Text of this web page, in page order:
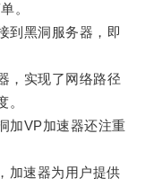
。
黑洞服务器，即
实现了网络路径
。
VP加速器还注重
速器为用户提供